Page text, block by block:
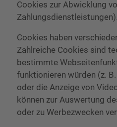
Cookies zur Abwicklung
Zahlungsdienstleistungen).
Cookies haben
Zahlreiche Cookies sind
bestimmte
funktionieren würden (z.
oder die Anzeige von
können zur Auswertung
oder zu Werbezwecken